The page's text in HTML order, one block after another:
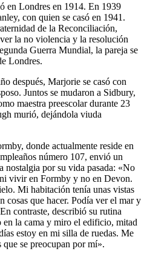
en Londres en 1914. En 1939
con quien se casó en 1941.
de la Reconciliación,
la no violencia y la resolución
Guerra Mundial, la pareja se
Londres.
después, Marjorie se casó con
Juntos se mudaron a Sidbury,
maestra preescolar durante 23
murió, dejándola viuda
donde actualmente reside en
número 107, envió un
nostalgia por su vida pasada: «No
vivir en Formby y no en Devon.
Mi habitación tenía unas vistas
cosas que hacer. Podía ver el mar y
contraste, describió su rutina
en la cama y miro el edificio, mitad
estoy en mi silla de ruedas. Me
se preocupan por mí».